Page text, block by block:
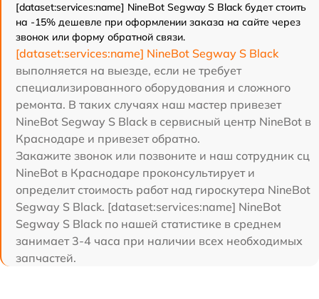
[dataset:services:name] NineBot Segway S Black будет стоить
на -15% дешевле при оформлении заказа на сайте через
звонок или форму обратной связи.
[dataset:services:name] NineBot Segway S Black
выполняется на выезде, если не требует
специализированного оборудования и сложного
ремонта. В таких случаях наш мастер привезет
NineBot Segway S Black в сервисный центр NineBot в
Краснодаре и привезет обратно.
Закажите звонок или позвоните и наш сотрудник сц
NineBot в Краснодаре проконсультирует и
определит стоимость работ над гироскутера NineBot
Segway S Black. [dataset:services:name] NineBot
Segway S Black по нашей статистике в среднем
занимает 3-4 часа при наличии всех необходимых
запчастей.